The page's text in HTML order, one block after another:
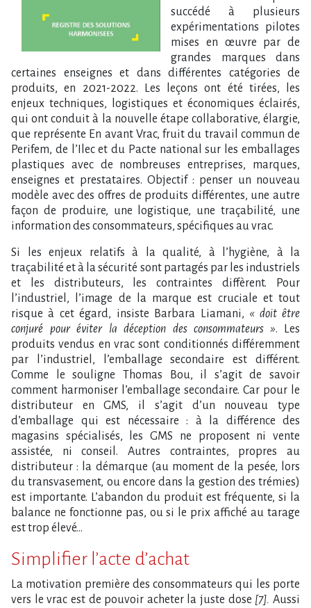
succédé à plusieurs
expérimentations pilotes
mises en œuvre par de
grandes marques dans
certaines enseignes et dans différentes catégories de
produits, en 2021-2022. Les leçons ont été tirées, les
enjeux techniques, logistiques et économiques éclairés,
qui ont conduit à la nouvelle étape collaborative, élargie,
que représente En avant Vrac, fruit du travail commun de
Perifem, de l’Ilec et du Pacte national sur les emballages
plastiques avec de nombreuses entreprises, marques,
enseignes et prestataires. Objectif : penser un nouveau
modèle avec des offres de produits différentes, une autre
façon de produire, une logistique, une traçabilité, une
information des consommateurs, spécifiques au vrac.
Si les enjeux relatifs à la qualité, à l’hygiène, à la
traçabilité et à la sécurité sont partagés par les industriels
et les distributeurs, les contraintes diffèrent. Pour
l’industriel, l’image de la marque est cruciale et tout
risque à cet égard, insiste Barbara Liamani, « doit être
conjuré pour éviter la déception des consommateurs ». Les
produits vendus en vrac sont conditionnés différemment
par l’industriel, l’emballage secondaire est différent.
Comme le souligne Thomas Bou, il s’agit de savoir
comment harmoniser l’emballage secondaire. Car pour le
distributeur en GMS, il s’agit d’un nouveau type
d’emballage qui est nécessaire : à la différence des
magasins spécialisés, les GMS ne proposent ni vente
assistée, ni conseil. Autres contraintes, propres au
distributeur : la démarque (au moment de la pesée, lors
du transvasement, ou encore dans la gestion des trémies)
est importante. L’abandon du produit est fréquente, si la
balance ne fonctionne pas, ou si le prix affiché au tarage
est trop élevé…
Simplifier l’acte d’achat
La motivation première des consommateurs qui les porte
vers le vrac est de pouvoir acheter la juste dose [7]. Aussi